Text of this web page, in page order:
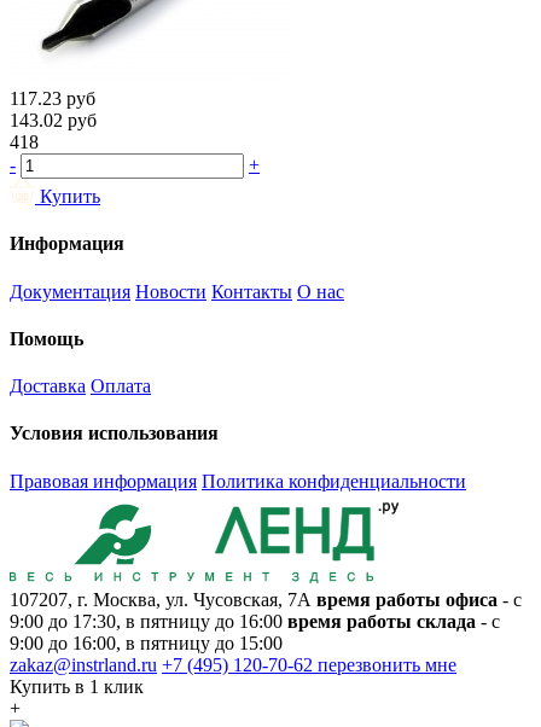
117.23 руб
143.02 руб
418
-
+
Купить
Информация
Документация Новости Контакты О нас
Помощь
Доставка Оплата
Условия использования
Правовая информация Политика конфиденциальности
107207, г. Москва, ул. Чусовская, 7А время работы офиса - с
9:00 до 17:30, в пятницу до 16:00 время работы склада - с
9:00 до 16:00, в пятницу до 15:00
zakaz@instrland.ru +7 (495) 120-70-62 перезвонить мне
Купить в 1 клик
+